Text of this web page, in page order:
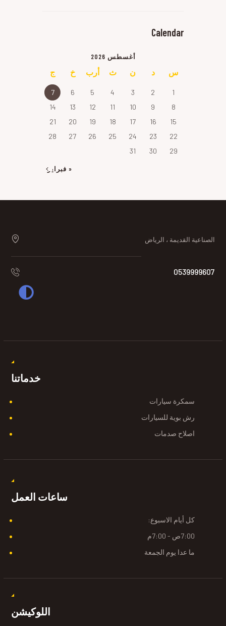
Calendar
أغسطس 2026
س د ن ث أرب خ ج
1
2
3
4
5
6
7
8
9
10
11
12
13
14
15
16
17
18
19
20
21
22
23
24
25
26
27
28
29
30
31
« فبراير
الصناعية القديمة ، الرياض
0539999607
خدماتنا
سمكرة سيارات
رش بوية للسيارات
اصلاح صدمات
ساعات العمل
كل أيام الاسبوع:
7:00ص - 7:00م
ما عدا يوم الجمعة
اللوكيشن